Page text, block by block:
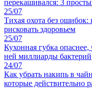
перекашивался: 3
25/07
Тихая охота без
рисковать здоровьем
25/07
Кухонная губка
ней миллиарды бактерий
24/07
Как убрать накипь в
которые действительно